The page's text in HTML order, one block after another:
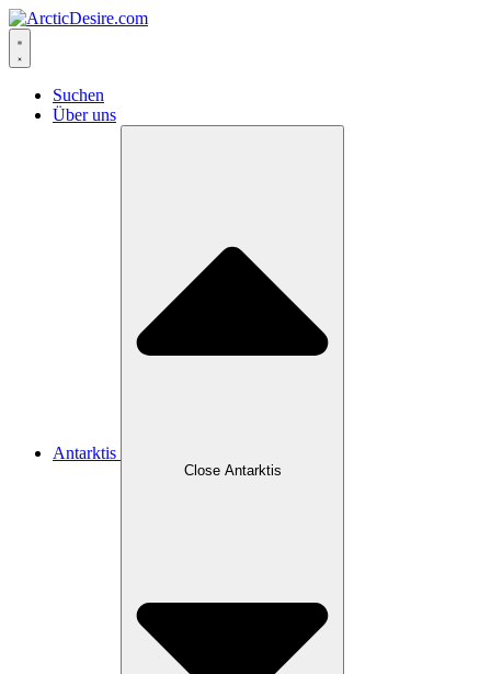
Skip
to
content
Suchen
Über uns
Antarktis
Close Antarktis